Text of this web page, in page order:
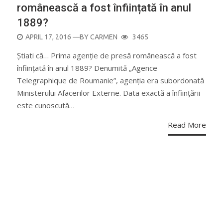
românească a fost înființată în anul
1889?
POSTED
APRIL 17, 2016 —BYCARMEN 3465
Știati că… Prima agenție de presă românească a fost
înființată în anul 1889? Denumită „Agence
Telegraphique de Roumanie”, agenția era subordonată
Ministerului Afacerilor Externe. Data exactă a înființării
este cunoscută…
Read More